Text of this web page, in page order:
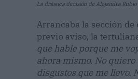
La drástica decisión de Alejandra
Arrancaba la sección
previo aviso, la
que hable porque me
ahora mismo. No
disgustos que me llevo.